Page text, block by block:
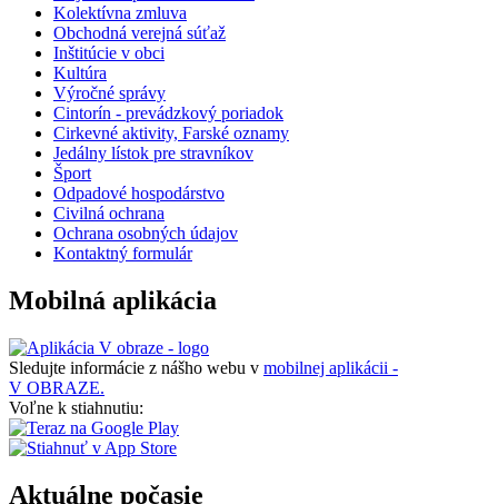
Kolektívna zmluva
Obchodná verejná súťaž
Inštitúcie v obci
Kultúra
Výročné správy
Cintorín - prevádzkový poriadok
Cirkevné aktivity, Farské oznamy
Jedálny lístok pre stravníkov
Šport
Odpadové hospodárstvo
Civilná ochrana
Ochrana osobných údajov
Kontaktný formulár
Mobilná aplikácia
Sledujte informácie z nášho webu v mobilnej aplikácii -
V OBRAZE.
Voľne k stiahnutiu:
Aktuálne počasie